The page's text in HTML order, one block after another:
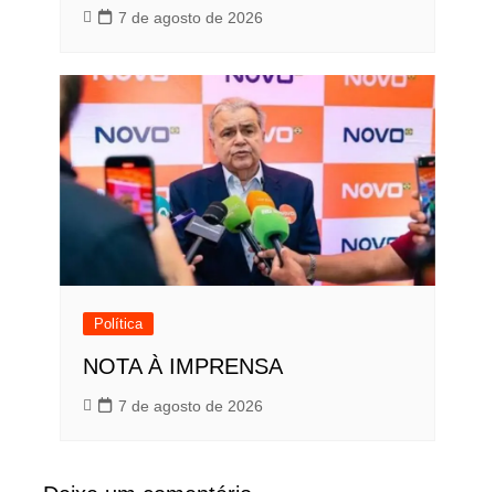
7 de agosto de 2026
Política
NOTA À IMPRENSA
7 de agosto de 2026